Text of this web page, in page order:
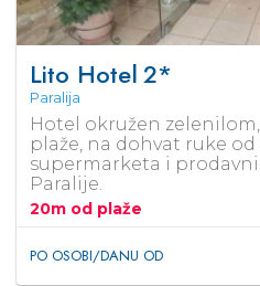
Lito Hotel2*
Paralija
Hotel okružen
plaže, na dohvat ruke
supermarketa i
Paralije.
20m od plaže
PO OSOBI/DANU OD